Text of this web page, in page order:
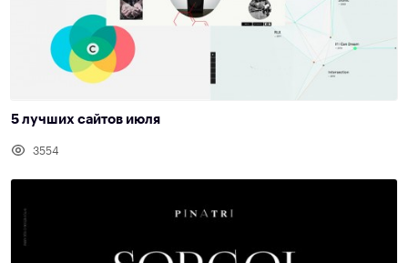
5 лучших сайтов июля
3554